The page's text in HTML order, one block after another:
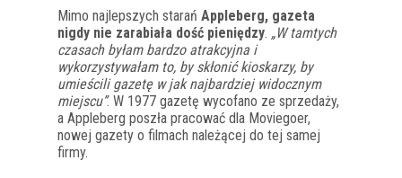
Mimo najlepszych starań Appleberg, gazeta
nigdy nie zarabiała dość pieniędzy. „W tamtych
czasach byłam bardzo atrakcyjna i
wykorzystywałam to, by skłonić kioskarzy, by
umieścili gazetę w jak najbardziej widocznym
miejscu”. W 1977 gazetę wycofano ze sprzedaży,
a Appleberg poszła pracować dla Moviegoer,
nowej gazety o filmach należącej do tej samej
firmy.